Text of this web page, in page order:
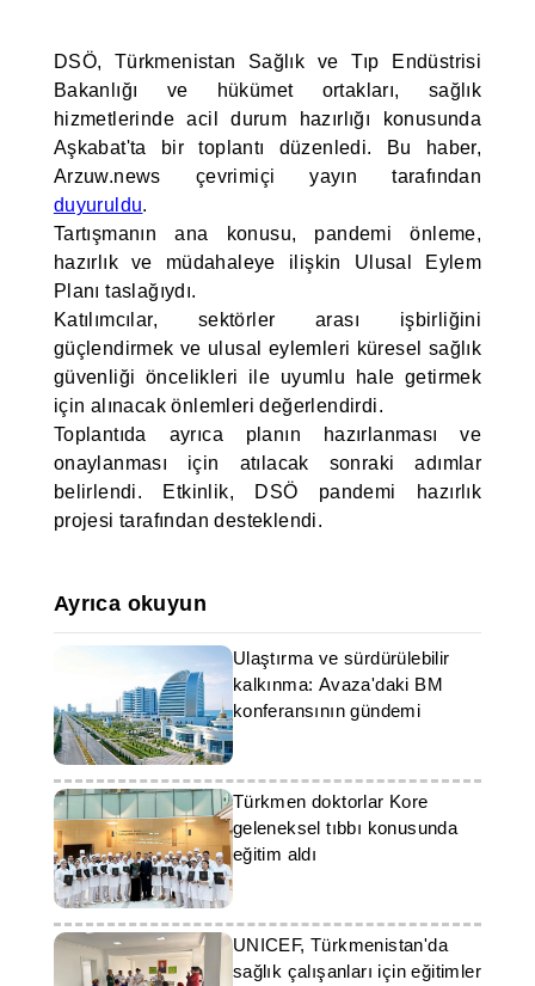
DSÖ, Türkmenistan Sağlık ve Tıp Endüstrisi
Bakanlığı ve hükümet ortakları, sağlık
hizmetlerinde acil durum hazırlığı konusunda
Aşkabat'ta bir toplantı düzenledi. Bu haber,
Arzuw.news çevrimiçi yayın tarafından
duyuruldu.
Tartışmanın ana konusu, pandemi önleme,
hazırlık ve müdahaleye ilişkin Ulusal Eylem
Planı taslağıydı.
Katılımcılar, sektörler arası işbirliğini
güçlendirmek ve ulusal eylemleri küresel sağlık
güvenliği öncelikleri ile uyumlu hale getirmek
için alınacak önlemleri değerlendirdi.
Toplantıda ayrıca planın hazırlanması ve
onaylanması için atılacak sonraki adımlar
belirlendi. Etkinlik, DSÖ pandemi hazırlık
projesi tarafından desteklendi.
Ayrıca okuyun
Ulaştırma ve sürdürülebilir
kalkınma: Avaza'daki BM
konferansının gündemi
Türkmen doktorlar Kore
geleneksel tıbbı konusunda
eğitim aldı
UNICEF, Türkmenistan'da
sağlık çalışanları için eğitimler